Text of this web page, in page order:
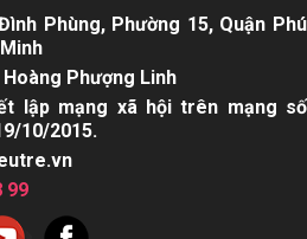
Phùng, Phường 15, Quận Phú
Hoàng Phượng Linh
lập mạng xã hội trên mạng số
10/2015.
99